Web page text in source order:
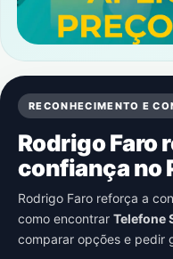
RECONHECIMENTO E
Rodrigo Faro
confiança no
Rodrigo Faro reforça a
como encontrar Telefone
comparar opções e pedir